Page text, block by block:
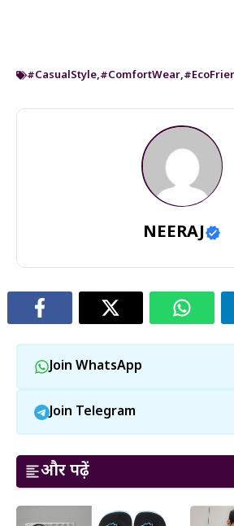
#CasualStyle,#ComfortWear,
NEERAJ
Join WhatsApp
Join Telegram
और पढ़ें